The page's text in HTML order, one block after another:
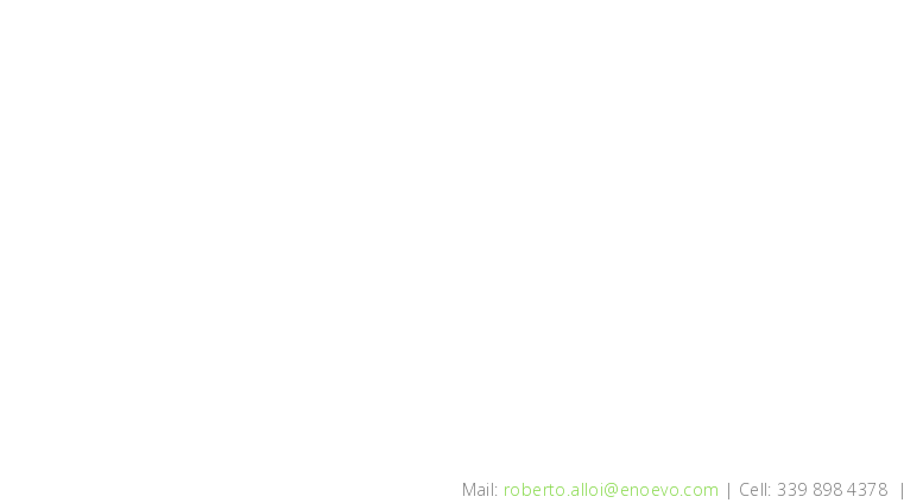
Mail: roberto.alloi@enoevo.com | Cell: 339 898 4378 |